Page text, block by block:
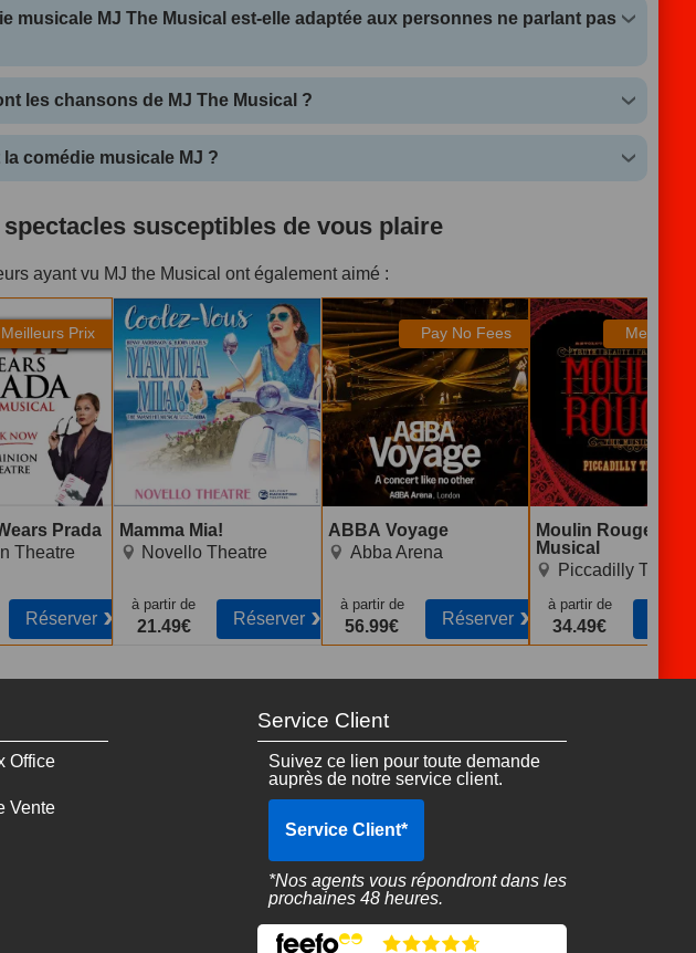
musicale MJ The Musical est-elle adaptée aux personnes ne parlant pas
les chansons de MJ The Musical ?
la comédie musicale MJ ?
susceptibles de vous plaire
ayant vu MJ the Musical ont également aimé :
Meilleurs Prix
Prada
Theatre
Réserver
Prada
Mamma Mia!
Novello Theatre
à partir de
21.49€ Réserver
Mamma Mia!
Pay No Fees
ABBA Voyage
Abba Arena
à partir de
56.99€ Réserver
ABBA Voyage
Meilleurs
Moulin Rouge! The
Musical
Piccadilly
à partir de
34.49€
Moulin Rouge! The
Musical
Office
Vente
Service Client
Suivez ce lien pour toute demande
auprès de notre service client.
Service Client*
*Nos agents vous répondront dans les
prochaines 48 heures.